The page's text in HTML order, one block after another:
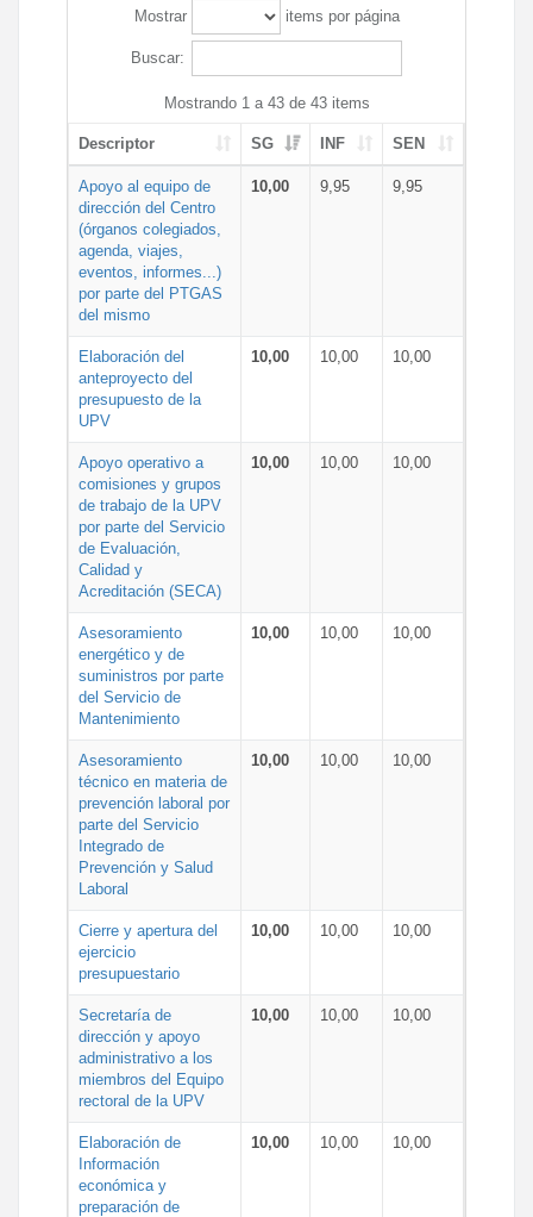
Mostrar items por página
Buscar:
Mostrando 1 a 43 de 43 items
Descriptor SG INF SEN
Apoyo al equipo de
dirección del Centro
(órganos colegiados,
agenda, viajes,
eventos, informes...)
por parte del PTGAS
del mismo
10,00 9,95 9,95
Elaboración del
anteproyecto del
presupuesto de la
UPV
10,00 10,00 10,00
Apoyo operativo a
comisiones y grupos
de trabajo de la UPV
por parte del Servicio
de Evaluación,
Calidad y
Acreditación (SECA)
10,00 10,00 10,00
Asesoramiento
energético y de
suministros por parte
del Servicio de
Mantenimiento
10,00 10,00 10,00
Asesoramiento
técnico en materia de
prevención laboral por
parte del Servicio
Integrado de
Prevención y Salud
Laboral
10,00 10,00 10,00
Cierre y apertura del
ejercicio
presupuestario
10,00 10,00 10,00
Secretaría de
dirección y apoyo
administrativo a los
miembros del Equipo
rectoral de la UPV
10,00 10,00 10,00
Elaboración de
Información
económica y
preparación de
10,00 10,00 10,00